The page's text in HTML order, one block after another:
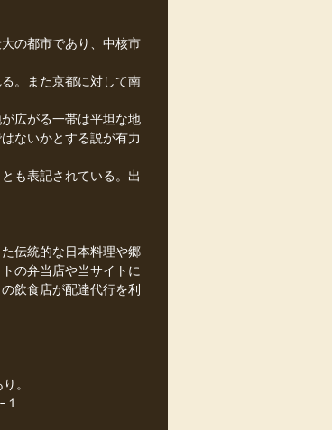
の都市であり、中核市
。また京都に対して南
広がる一帯は平坦な地
ないかとする説が有力
も表記されている。出
伝統的な日本料理や郷
の弁当店や当サイトに
飲食店が配達代行を利
。